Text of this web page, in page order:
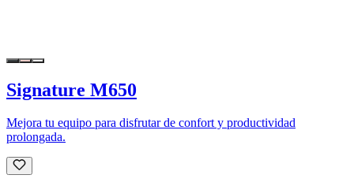
Signature M650
Mejora tu equipo para disfrutar de confort y productividad
prolongada.